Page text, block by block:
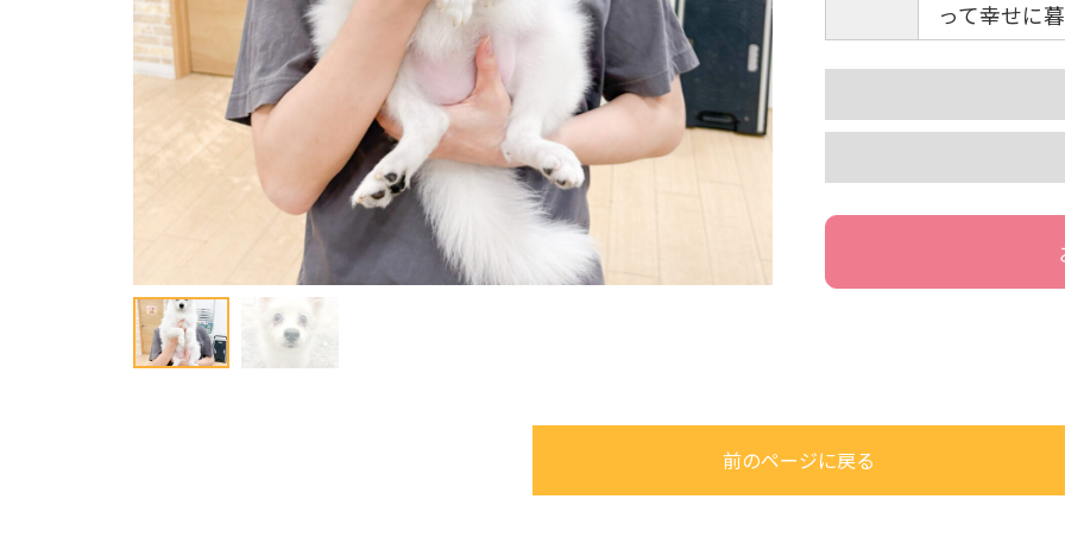
って幸せに
前のページに戻る